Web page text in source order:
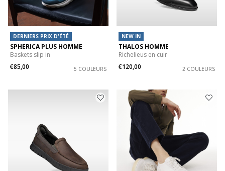
DERNIERS PRIX D'ÉTÉ
SPHERICA PLUS HOMME
Baskets slip in
€85,00
5 COULEURS
NEW IN
THALOS HOMME
Richelieus en cuir
€120,00
2 COULEURS